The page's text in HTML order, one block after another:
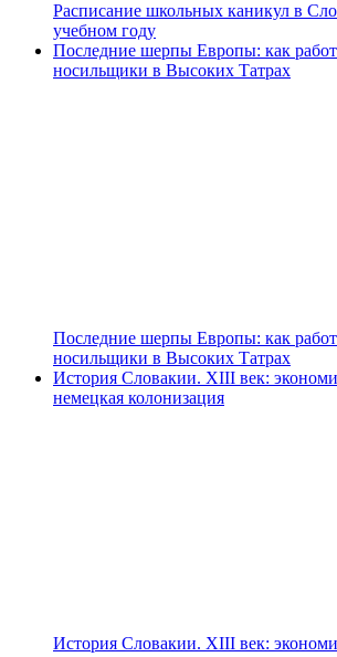
Расписание школьных каникул в
учебном году
Последние шерпы Европы: как
носильщики в Высоких Татрах
Последние шерпы Европы: как
носильщики в Высоких Татрах
История Словакии. XIII век:
немецкая колонизация
История Словакии. XIII век: